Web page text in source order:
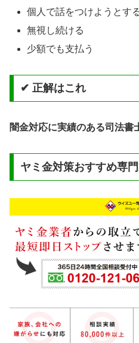
個人で話をつけようとす
無視し続ける
少額でも支払う
✔ 正解はこれ
闇金対応に実績のある司法書
ヤミ金対策おすすめ専